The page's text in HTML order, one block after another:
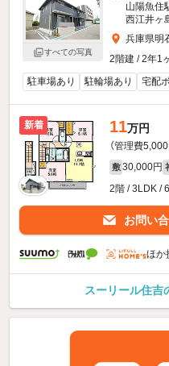
すべての写真
山陽魚住
西江井ヶ
兵庫県明
2階建 / 2年1
駐車場あり
駐輪場あり 宅配
新着 11万円
（管理費5,000
敷 30,000円
2階 / 3LDK /
お問い
ほか
スーリール住吉